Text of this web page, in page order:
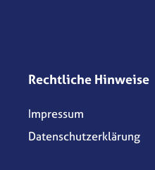
Rechtliche Hinweise
Impressum
Datenschutzerklärung